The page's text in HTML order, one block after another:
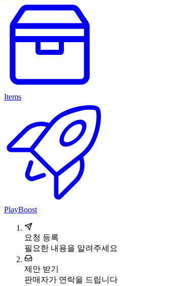
Items
PlayBoost
요청 등록
필요한 내용을 알려주세요
제안 받기
판매자가 연락을 드립니다